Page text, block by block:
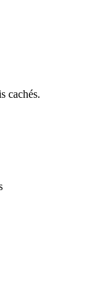
cachés.